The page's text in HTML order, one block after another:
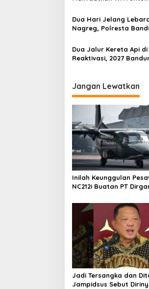
o
s
Dua Hari Jelang
Nagreg, Polresta
Dua Jalur Kereta Api
Reaktivasi, 2027
Jangan Lewatkan
Inilah Keunggulan
NC212i Buatan PT
Operasi TNI
Jadi Tersangka dan
Jampidsus Sebut